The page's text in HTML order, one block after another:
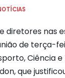
diretores nas
de terça-
Ciência
que